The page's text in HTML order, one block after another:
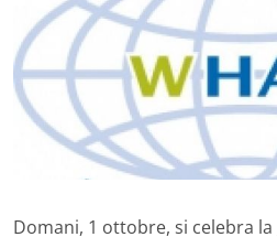
Domani, 1 ottobre, si celebra la